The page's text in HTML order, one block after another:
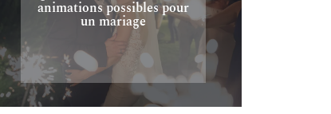
animations possibles pour
un mariage